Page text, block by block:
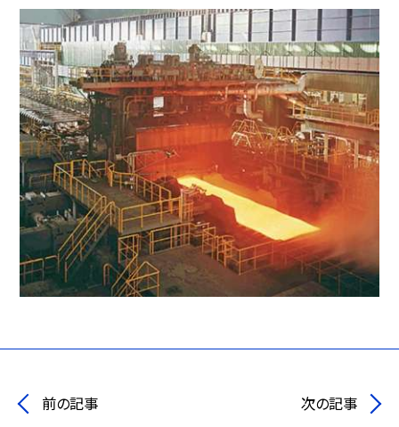
前の記事 次の記事